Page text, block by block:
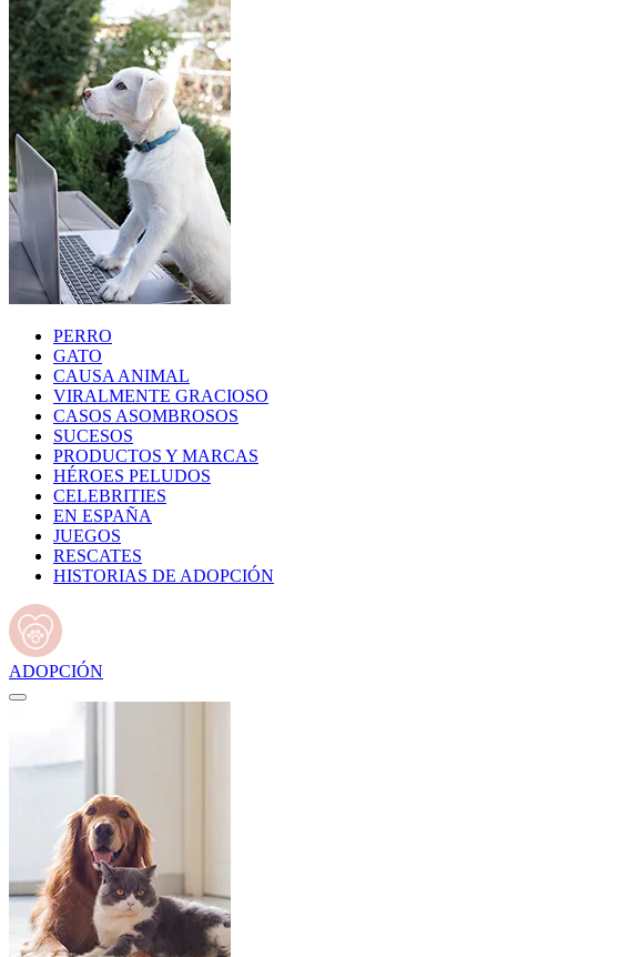
PERRO
GATO
CAUSA ANIMAL
VIRALMENTE GRACIOSO
CASOS ASOMBROSOS
SUCESOS
PRODUCTOS Y MARCAS
HÉROES PELUDOS
CELEBRITIES
EN ESPAÑA
JUEGOS
RESCATES
HISTORIAS DE ADOPCIÓN
ADOPCIÓN